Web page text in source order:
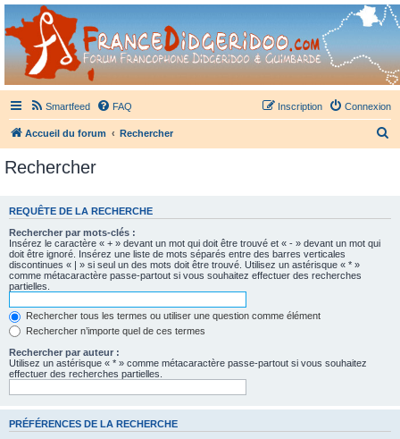
France Didgeridoo
Didgeridoo et Guimbarde sur France Didgeridoo - retrouvez la communauté.
Smartfeed FAQ Connexion
Inscription
Accueil du forum Rechercher
e
Rechercher
REQUÊTE DE LA RECHERCHE
Rechercher par mots-clés :
Insérez le caractère « + » devant un mot qui doit être trouvé et « - » devant un mot qui
doit être ignoré. Insérez une liste de mots séparés entre des barres verticales
discontinues « | » si seul un des mots doit être trouvé. Utilisez un astérisque « * »
comme métacaractère passe-partout si vous souhaitez effectuer des recherches
partielles.
Rechercher tous les termes ou utiliser une question comme élément
Rechercher n’importe quel de ces termes
Rechercher par auteur :
Utilisez un astérisque « * » comme métacaractère passe-partout si vous souhaitez
effectuer des recherches partielles.
PRÉFÉRENCES DE LA RECHERCHE